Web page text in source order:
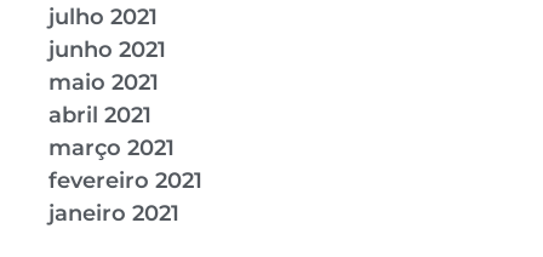
julho 2021
junho 2021
maio 2021
abril 2021
março 2021
fevereiro 2021
janeiro 2021